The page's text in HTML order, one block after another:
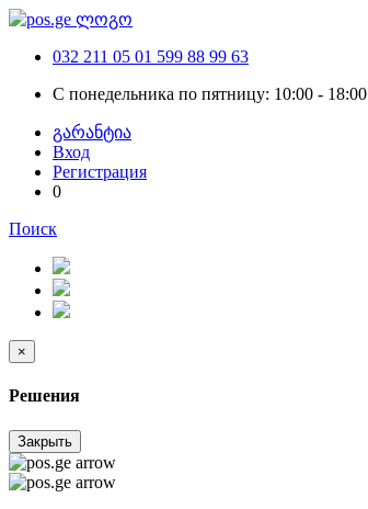
032 211 05 01 599 88 99 63
С понедельника по пятницу: 10:00 - 18:00
გარანტია
Вход
Регистрация
0
Поиск
×
Решения
Закрыть